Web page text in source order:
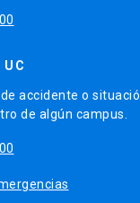
UC
accidente o
de algún campus.